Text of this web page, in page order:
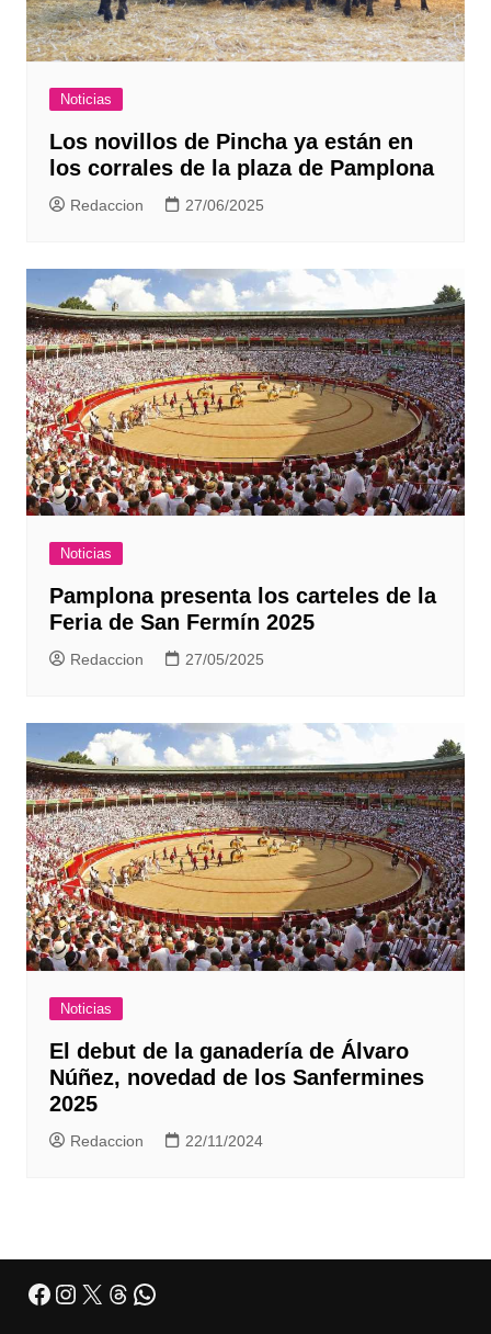
Noticias
Los novillos de Pincha ya están en
los corrales de la plaza de Pamplona
Redaccion 27/06/2025
Noticias
Pamplona presenta los carteles de la
Feria de San Fermín 2025
Redaccion 27/05/2025
Noticias
El debut de la ganadería de Álvaro
Núñez, novedad de los Sanfermines
2025
Redaccion 22/11/2024
Facebook Instagram X Threads WhatsApp